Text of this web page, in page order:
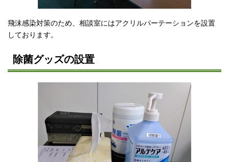
飛沫感染対策のため、相談室にはアクリルパーテーションを設置
しております。
除菌グッズの設置